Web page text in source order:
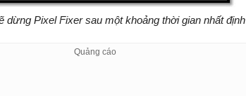
dừng Pixel Fixer sau một khoảng thời gian nhất định